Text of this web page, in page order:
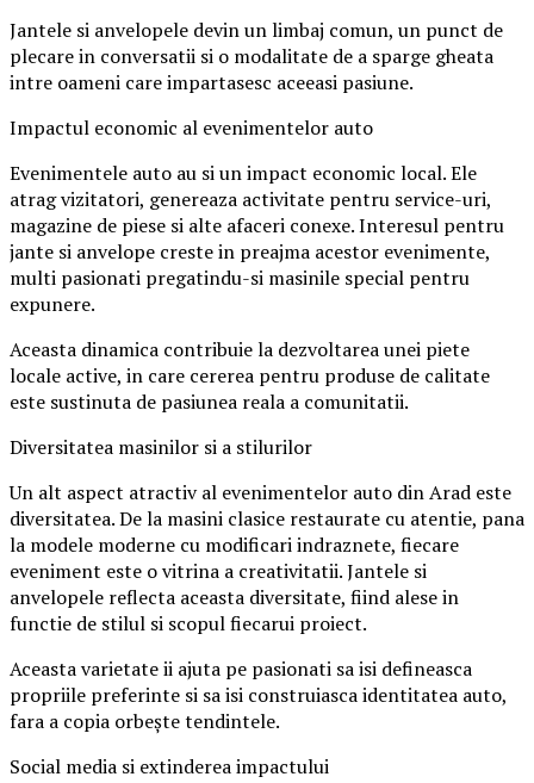
Jantele si anvelopele devin un limbaj comun, un punct de
plecare in conversatii si o modalitate de a sparge gheata
intre oameni care impartasesc aceeasi pasiune.
Impactul economic al evenimentelor auto
Evenimentele auto au si un impact economic local. Ele
atrag vizitatori, genereaza activitate pentru service-uri,
magazine de piese si alte afaceri conexe. Interesul pentru
jante si anvelope creste in preajma acestor evenimente,
multi pasionati pregatindu-si masinile special pentru
expunere.
Aceasta dinamica contribuie la dezvoltarea unei piete
locale active, in care cererea pentru produse de calitate
este sustinuta de pasiunea reala a comunitatii.
Diversitatea masinilor si a stilurilor
Un alt aspect atractiv al evenimentelor auto din Arad este
diversitatea. De la masini clasice restaurate cu atentie, pana
la modele moderne cu modificari indraznete, fiecare
eveniment este o vitrina a creativitatii. Jantele si
anvelopele reflecta aceasta diversitate, fiind alese in
functie de stilul si scopul fiecarui proiect.
Aceasta varietate ii ajuta pe pasionati sa isi defineasca
propriile preferinte si sa isi construiasca identitatea auto,
fara a copia orbește tendintele.
Social media si extinderea impactului